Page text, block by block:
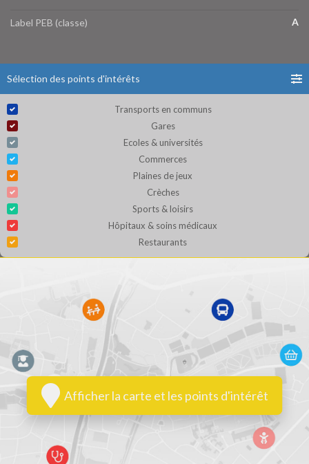
Label PEB (classe) A
Sélection des points d'intérêts
Transports en communs
Gares
Ecoles & universités
Commerces
Plaines de jeux
Crèches
Sports & loisirs
Hôpitaux & soins médicaux
Restaurants
Afficher la carte et les points d'intérêt